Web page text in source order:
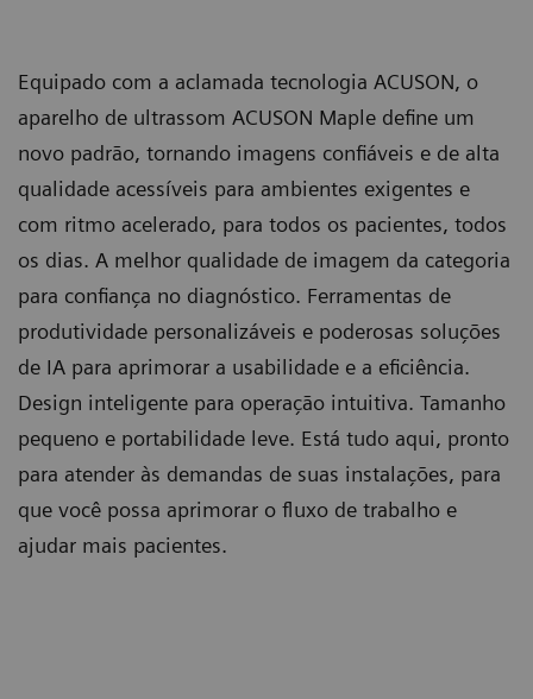
Equipado com a aclamada tecnologia ACUSON, o
aparelho de ultrassom ACUSON Maple define um
novo padrão, tornando imagens confiáveis e de alta
qualidade acessíveis para ambientes exigentes e
com ritmo acelerado, para todos os pacientes, todos
os dias. A melhor qualidade de imagem da categoria
para confiança no diagnóstico. Ferramentas de
produtividade personalizáveis e poderosas soluções
de IA para aprimorar a usabilidade e a eficiência.
Design inteligente para operação intuitiva. Tamanho
pequeno e portabilidade leve. Está tudo aqui, pronto
para atender às demandas de suas instalações, para
que você possa aprimorar o fluxo de trabalho e
ajudar mais pacientes.